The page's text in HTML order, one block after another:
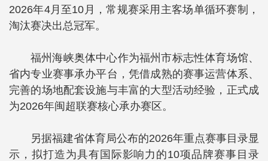
2026年4月至10月，常规赛采用主客场单循环赛制，
淘汰赛决出总冠军。
福州海峡奥体中心作为福州市标志性体育场馆、
省内专业赛事承办平台，凭借成熟的赛事运营体系、
完善的场地配套设施与丰富的大型活动经验，正式成
为2026年闽超联赛核心承办赛区。
另据福建省体育局公布的2026年重点赛事目录显
示，拟打造为具有国际影响力的10项品牌赛事目录